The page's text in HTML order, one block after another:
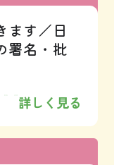
ます／日
署名・批
詳しく見る